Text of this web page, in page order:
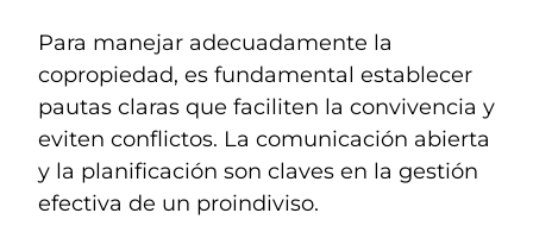
Para manejar adecuadamente la
copropiedad, es fundamental establecer
pautas claras que faciliten la convivencia y
eviten conflictos. La comunicación abierta
y la planificación son claves en la gestión
efectiva de un proindiviso.